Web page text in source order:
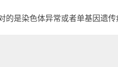
的是染色体异常或者单基因遗传